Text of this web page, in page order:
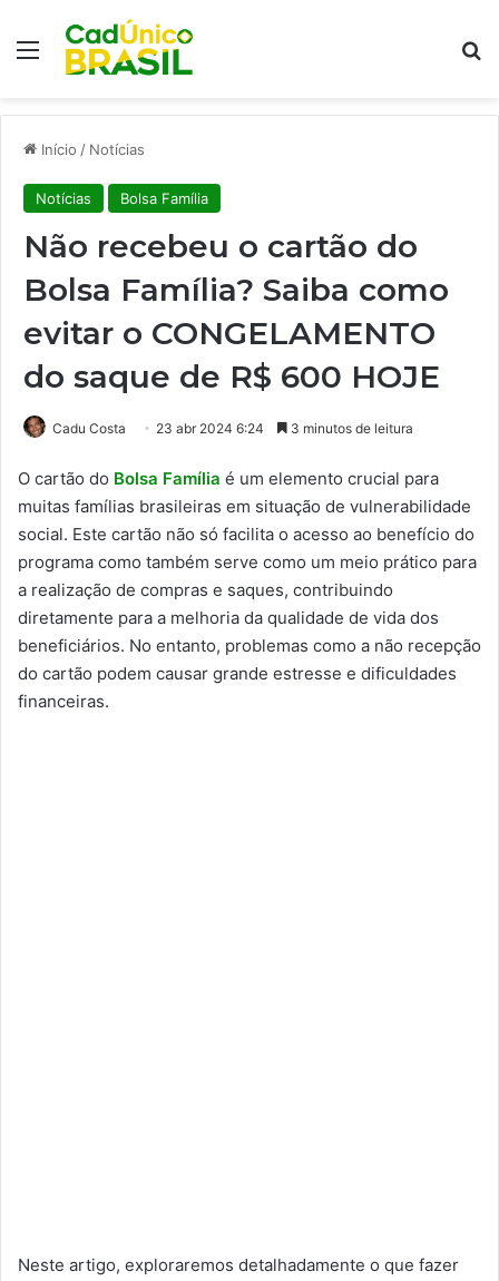
Menu
Início / Notícias
Notícias Bolsa Família
Não recebeu o cartão do
Bolsa Família? Saiba como
evitar o CONGELAMENTO
do saque de R$ 600 HOJE
Cadu Costa 23 abr 2024 6:24 3 minutos de leitura
O cartão do Bolsa Família é um elemento crucial para
muitas famílias brasileiras em situação de vulnerabilidade
social. Este cartão não só facilita o acesso ao benefício do
programa como também serve como um meio prático para
a realização de compras e saques, contribuindo
diretamente para a melhoria da qualidade de vida dos
beneficiários. No entanto, problemas como a não recepção
do cartão podem causar grande estresse e dificuldades
financeiras.
Neste artigo, exploraremos detalhadamente o que fazer